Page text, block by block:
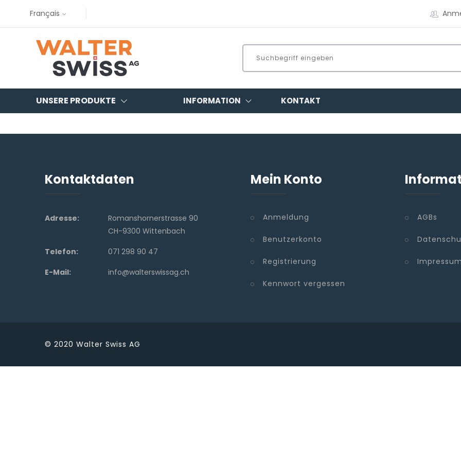
Français
UNSERE PRODUKTE INFORMATION KONTAKT
Kontaktdaten
Adresse:
Romanshornerstrasse 90
CH-9300 Wittenbach
Telefon:
071 298 90 47
E-Mail:
info@walterswissag.ch
Mein Konto
Anmeldung
Benutzerkonto
Registrierung
Kennwort vergessen
AGBs
© 2020 Walter Swiss AG